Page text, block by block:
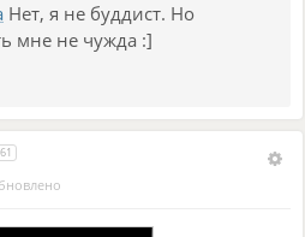
Нет, я не буддист. Но
мне не чужда :]